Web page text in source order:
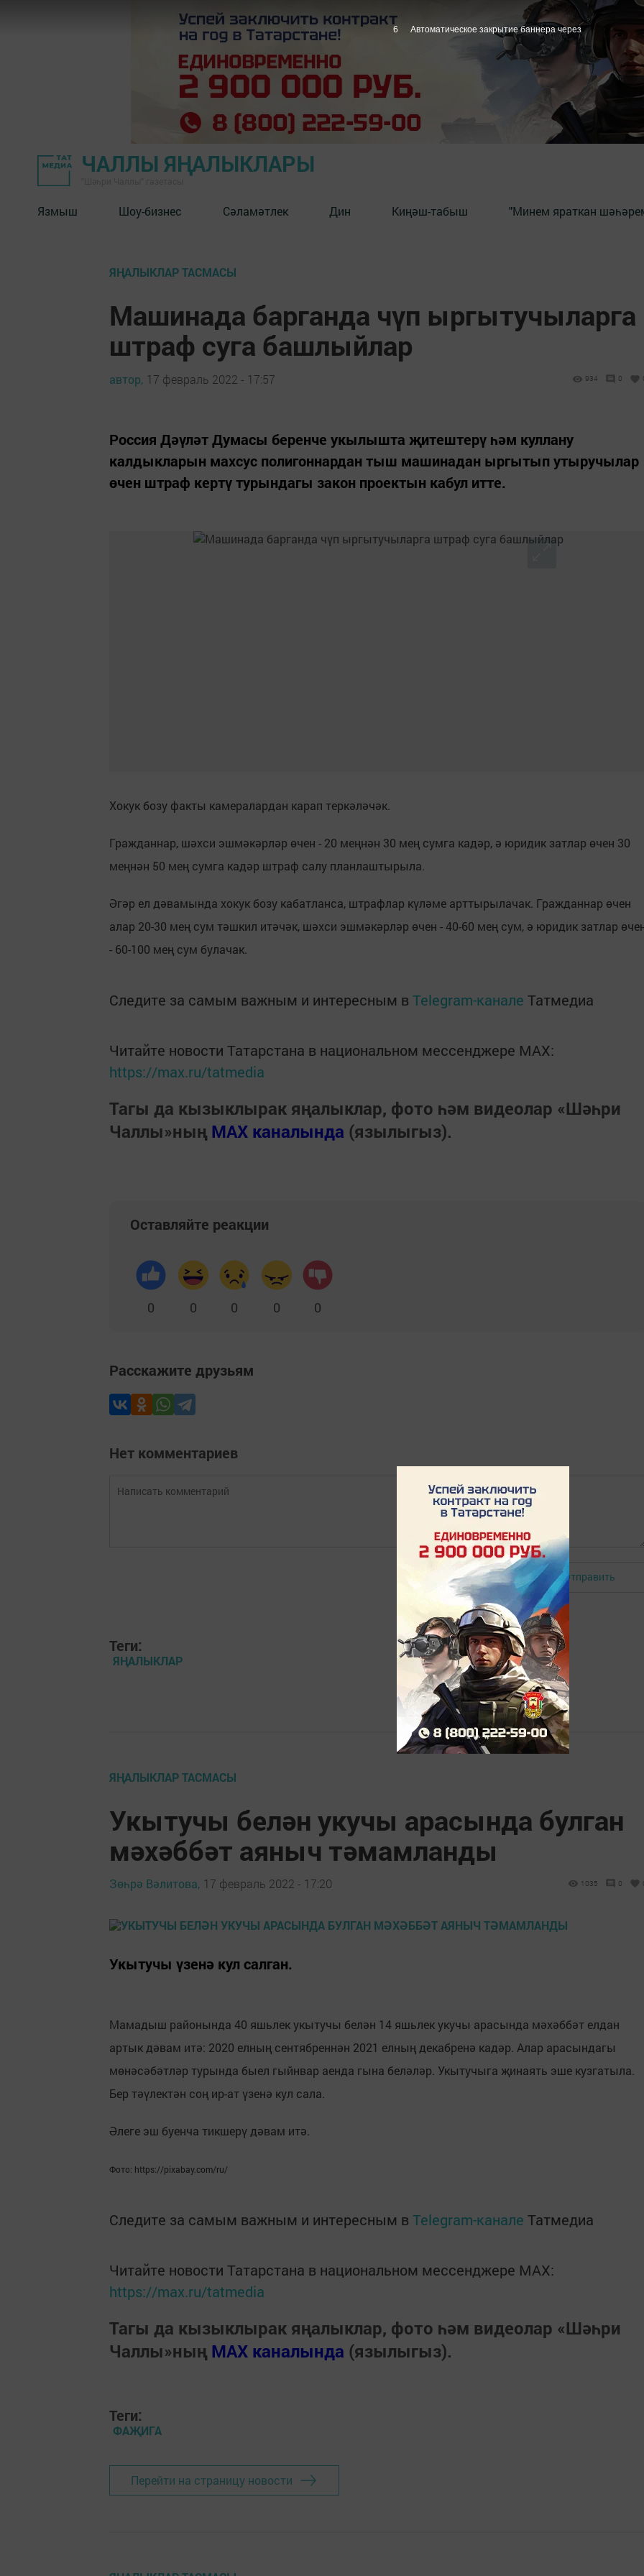
ЧАЛЛЫ ЯҢАЛЫКЛАРЫ
Язмыш Шоу-бизнес Сәламәтлек Дин Киңәш-табыш "Минем яраткан
ЯҢАЛЫКЛАР ТАСМАСЫ
Машинада барганда чүп ыргытучыларга
штраф суга башлыйлар
автор, 17 февраль 2022 - 17:57 934 0
Россия Дәүләт Думасы беренче укылышта җитештерү һәм куллану
калдыкларын махсус полигоннардан тыш машинадан ыргытып утыручылар
өчен штраф кертү турындагы закон проектын кабул итте.
Хокук бозу факты камералардан карап теркәләчәк.
Гражданнар, шәхси эшмәкәрләр өчен - 20 меңнән 30 мең сумга кадәр, ә юридик затлар өчен 30
меңнән 50 мең сумга кадәр штраф салу планлаштырыла.
Әгәр ел дәвамында хокук бозу кабатланса, штрафлар күләме арттырылачак. Гражданнар өчен
алар 20-30 мең сум тәшкил итәчәк, шәхси эшмәкәрләр өчен - 40-60 мең сум, ә юридик затлар
- 60-100 мең сум булачак.
Следите за самым важным и интересным в Telegram-канале Татмедиа
Читайте новости Татарстана в национальном мессенджере MАХ:
https://max.ru/tatmedia
Тагы да кызыклырак яңалыклар, фото һәм видеолар «Шәһри
Чаллы»ның MAX каналында (язылыгыз).
Оставляйте реакции
0 0 0 0 0
Расскажите друзьям
Нет комментариев
Авторизоваться Отправить
Теги:
ЯҢАЛЫКЛАР
ЯҢАЛЫКЛАР ТАСМАСЫ
Укытучы белән укучы арасында булган
мәхәббәт аяныч тәмамланды
Зөһрә Вәлитова, 17 февраль 2022 - 17:20 1035 0
Укытучы үзенә кул салган.
Мамадыш районында 40 яшьлек укытучы белән 14 яшьлек укучы арасында мәхәббәт елдан
артык дәвам итә: 2020 елның сентябреннән 2021 елның декабренә кадәр. Алар арасындагы
мөнәсәбәтләр турында быел гыйнвар аенда гына беләләр. Укытучыга җинаять эше кузгатыла.
Бер тәүлектән соң ир-ат үзенә кул сала.
Әлеге эш буенча тикшерү дәвам итә.
Фото: https://pixabay.com/ru/
Следите за самым важным и интересным в Telegram-канале Татмедиа
Читайте новости Татарстана в национальном мессенджере MАХ:
https://max.ru/tatmedia
Тагы да кызыклырак яңалыклар, фото һәм видеолар «Шәһри
Чаллы»ның MAX каналында (язылыгыз).
Теги:
ФАҖИГА
Перейти на страницу новости
5 Автоматическое закрытие баннера через